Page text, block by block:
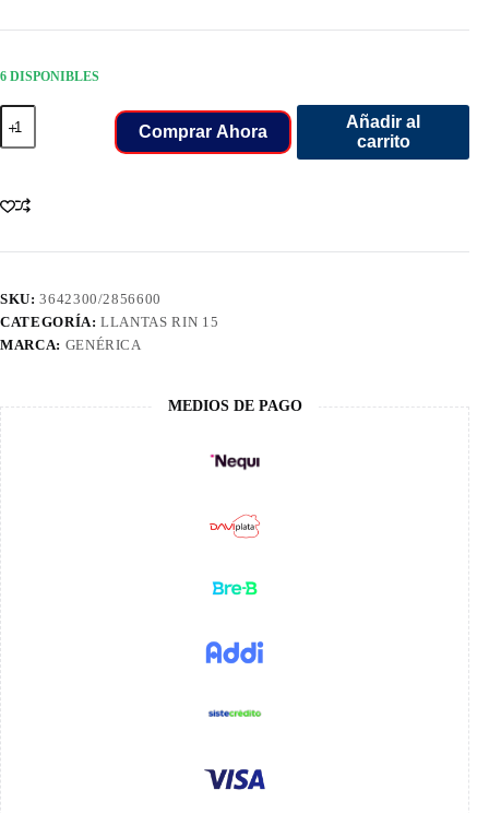
was:
is:
6 DISPONIBLES
195/65/15
LLANT
PIRELLI
CINTU
Comprar Ahora
Añadir al
carrito
SKU:3642300/2856600
CATEGORÍA:LLANTAS RIN 15
MARCA: GENÉRICA
MEDIOS DE PAGO